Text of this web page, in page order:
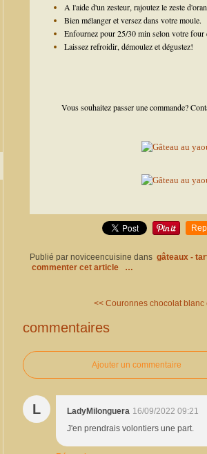
A l'aide d'un zesteur, rajoutez le zeste
Bien mélanger et versez dans votre moule.
Enfournez pour 25/30 min selon votre
Laissez refroidir, démoulez et dégustez!
Vous souhaitez passer une commande?
Publié par noviceencuisine dans gâteaux -
commenter cet article
…
<< Couronnes chocolat blanc
commentaires
Ajouter un commentaire
L LadyMilonguera 16/09/2022 09:21
J'en prendrais volontiers une part.